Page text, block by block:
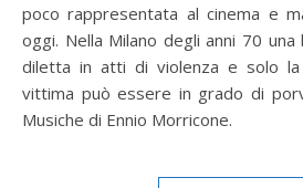
poco rappresentata al cinema e
oggi. Nella Milano degli anni 70
diletta in atti di violenza e solo la
vittima può essere in grado di
Musiche di Ennio Morricone.